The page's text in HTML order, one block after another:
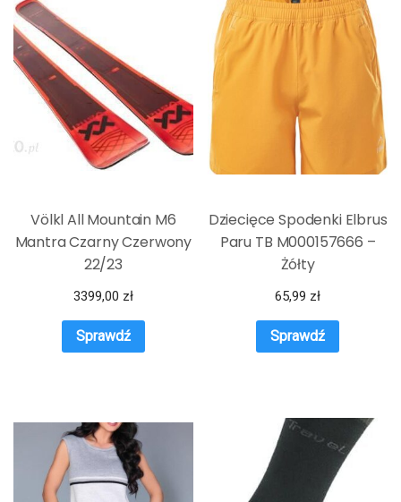
Völkl All Mountain M6
Mantra Czarny Czerwony
22/23
3399,00 zł
Sprawdź
Dziecięce Spodenki Elbrus
Paru TB M000157666 –
Żółty
65,99 zł
Sprawdź